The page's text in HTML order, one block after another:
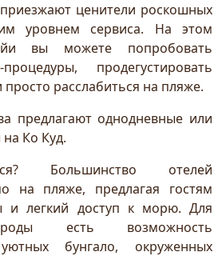
ценители роскошных
уровнем сервиса. На этом
вы можете попробовать
продегустировать
расслабиться на пляже.
предлагают однодневные или
Ко Куд.
Большинство отелей
на пляже, предлагая гостям
и легкий доступ к морю. Для
есть возможность
бунгало, окруженных